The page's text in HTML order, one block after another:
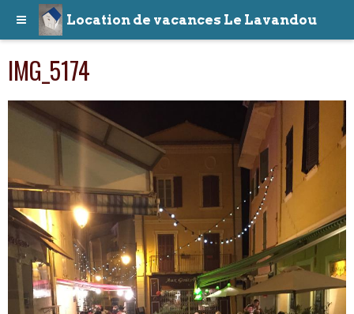
Location de vacances Le Lavandou
IMG_5174